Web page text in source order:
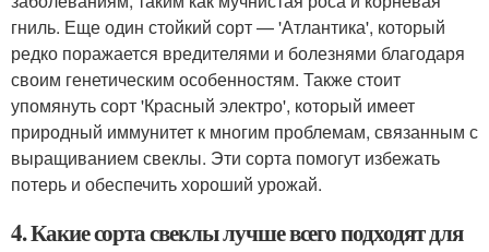
гниль. Еще один стойкий сорт — 'Атлантика', который
редко поражается вредителями и болезнями благодаря
своим генетическим особенностям. Также стоит
упомянуть сорт 'Красный электро', который имеет
природный иммунитет к многим проблемам, связанным с
выращиванием свеклы. Эти сорта помогут избежать
потерь и обеспечить хороший урожай.
4. Какие сорта свеклы лучше всего подходят для